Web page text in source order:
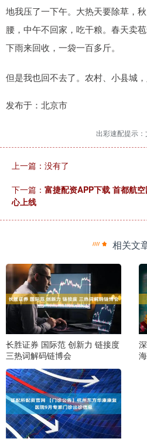
地我压了一下午。大热天要除草，
腰，中午不回家，吃干粮。春天卖
下雨来回收，一袋一百多斤。
但是我也回不去了。农村、小县城
发布于：北京市
出彩速配提示：
上一篇：没有了
下一篇： 富捷配资APP下载 首都航
心上线
相关文
长胜证券 国际范 创新力 链接度
三热词解码链博会